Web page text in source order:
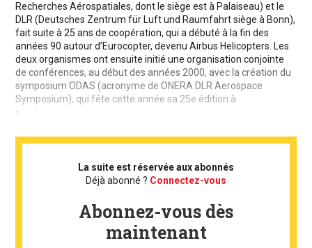
Recherches Aérospatiales, dont le siège est à Palaiseau) et le
DLR (Deutsches Zentrum für Luft und Raumfahrt siège à Bonn),
fait suite à 25 ans de coopération, qui a débuté à la fin des
années 90 autour d’Eurocopter, devenu Airbus Helicopters. Les
deux organismes ont ensuite initié une organisation conjointe
de conférences, au début des années 2000, avec la création du
symposium ODAS (acronyme de ONERA DLR Aerospace
Symposium), qui fête cette année sa 25e édition à
> ...
La suite est réservée aux abonnés
Déjà abonné ? Connectez-vous
Abonnez-vous dès
maintenant